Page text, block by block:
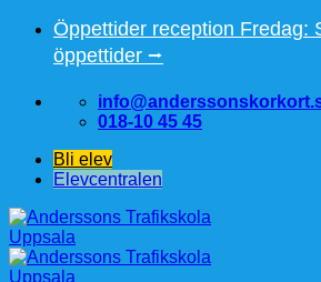
Skip
content
Öppettider reception Fredag:
öppettider ⭢
018-10 45 45
Bli elev
Elevcentralen